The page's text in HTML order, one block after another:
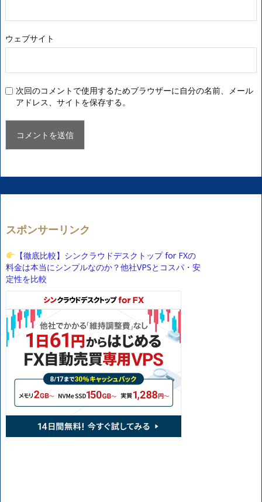
ウェブサイト
次回のコメントで使用するためブラウザーに自分の名前、メール
アドレス、サイトを保存する。
スポンサーリンク
【徹底比較】シンクラウドデスクトップ for FXの
料金は本当にシンプルなのか？他社VPSとコスパ・安
定性を比較